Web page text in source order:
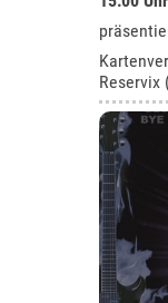
Reservix